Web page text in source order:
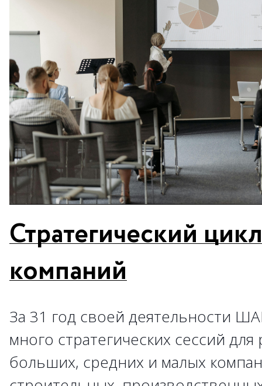
Стратегический
компаний
За 31 год своей деятельности
много стратегических сессий
больших, средних и малых